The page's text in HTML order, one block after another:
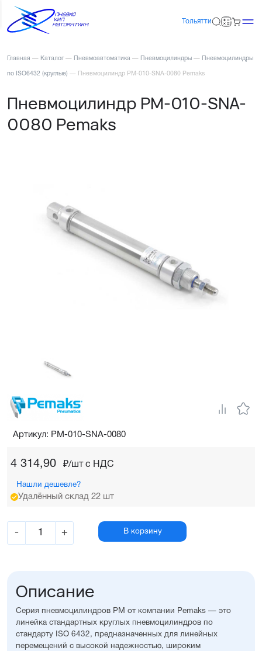
Тольятти
Главная — Каталог — Пневмоавтоматика — Пневмоцилиндры — Пневмоцилиндры
по ISO6432 (круглые) — Пневмоцилиндр PM-010-SNA-0080 Pemaks
Пневмоцилиндр PM-010-SNA-
0080 Pemaks
4 314,90 ₽/шт c НДС
Нашли дешевле?
Удалённый склад 22 шт
- + В корзину
Артикул: PM-010-SNA-0080
Описание
Серия пневмоцилиндров PM от компании Pemaks — это
линейка стандартных круглых пневмоцилиндров по
стандарту ISO 6432, предназначенных для линейных
перемещений с высокой надежностью, широким